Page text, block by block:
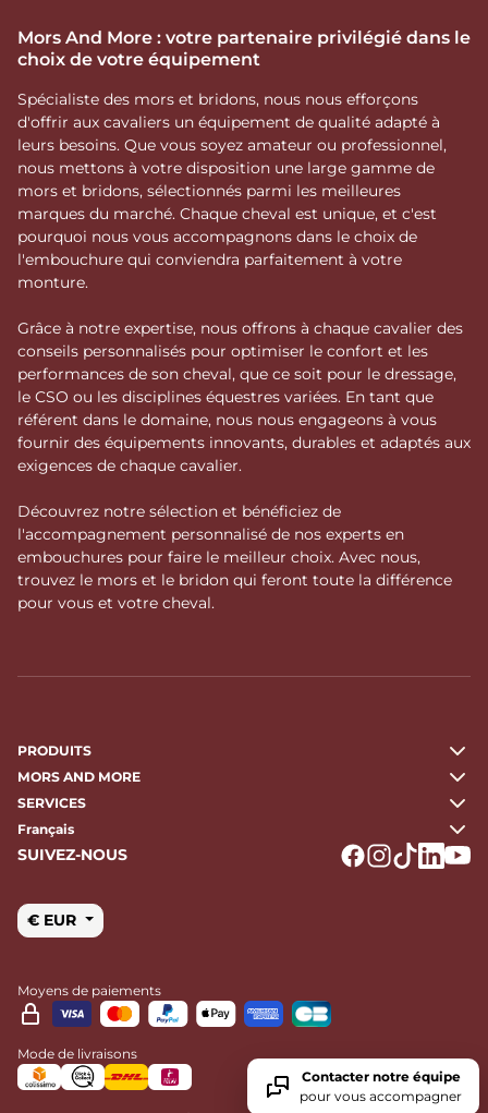
Mors And More : votre partenaire privilégié dans le
choix de votre équipement
Spécialiste des mors et bridons, nous nous efforçons
d'offrir aux cavaliers un équipement de qualité adapté à
leurs besoins. Que vous soyez amateur ou professionnel,
nous mettons à votre disposition une large gamme de
mors et bridons, sélectionnés parmi les meilleures
marques du marché. Chaque cheval est unique, et c'est
pourquoi nous vous accompagnons dans le choix de
l'embouchure qui conviendra parfaitement à votre
monture.
Grâce à notre expertise, nous offrons à chaque cavalier des
conseils personnalisés pour optimiser le confort et les
performances de son cheval, que ce soit pour le dressage,
le CSO ou les disciplines équestres variées. En tant que
référent dans le domaine, nous nous engageons à vous
fournir des équipements innovants, durables et adaptés aux
exigences de chaque cavalier.
Découvrez notre sélection et bénéficiez de
l'accompagnement personnalisé de nos experts en
embouchures pour faire le meilleur choix. Avec nous,
trouvez le mors et le bridon qui feront toute la différence
pour vous et votre cheval.
PRODUITS
MORS AND MORE
SERVICES
Français
SUIVEZ-NOUS
€ EUR
Moyens de paiements
Mode de livraisons
Contacter notre équipe
pour vous accompagner